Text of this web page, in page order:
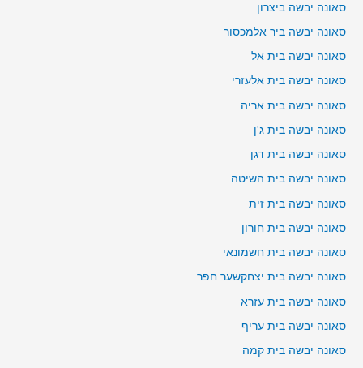
סאונה יבשה ביצרון
סאונה יבשה ביר אלמכסור
סאונה יבשה בית אל
סאונה יבשה בית אלעזרי
סאונה יבשה בית אריה
סאונה יבשה בית ג'ן
סאונה יבשה בית דגן
סאונה יבשה בית השיטה
סאונה יבשה בית זית
סאונה יבשה בית חורון
סאונה יבשה בית חשמונאי
סאונה יבשה בית יצחקשער חפר
סאונה יבשה בית עזרא
סאונה יבשה בית עריף
סאונה יבשה בית קמה